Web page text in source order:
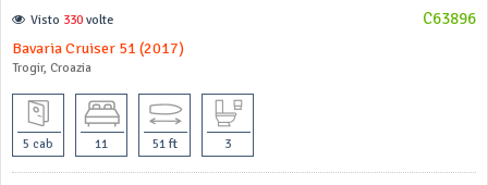
C63896
Visto 330 volte
Bavaria Cruiser 51 (2017)
Trogir, Croazia
5 cab 11 51 ft 3